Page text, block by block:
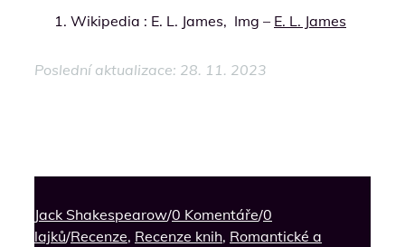
Wikipedia : E. L. James, Img – E. L. James
Poslední aktualizace: 28. 11. 2023
Jack Shakespearow/0 Komentáře/0
lajků/Recenze, Recenze knih, Romantické a